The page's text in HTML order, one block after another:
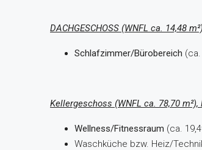
DACHGESCHOSS (WNFL ca. 14,48
Schlafzimmer/Bürobereich
Kellergeschoss (WNFL ca. 78,70 m²),
Wellness/Fitnessraum (ca.
Waschküche bzw. Heiz/